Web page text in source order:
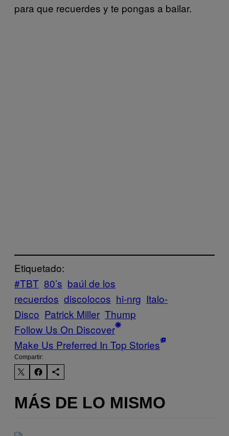
para que recuerdes y te pongas a bailar.
Etiquetado:
#TBT 80’s baúl de los
recuerdos discolocos hi-nrg Italo-
Disco Patrick Miller Thump
Follow Us On Discover
Make Us Preferred In Top Stories
Compartir:
MÁS DE LO MISMO